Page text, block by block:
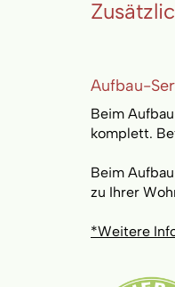
Aufbau-
Beim
komplett.
Beim
zu Ihrer
*Weitere